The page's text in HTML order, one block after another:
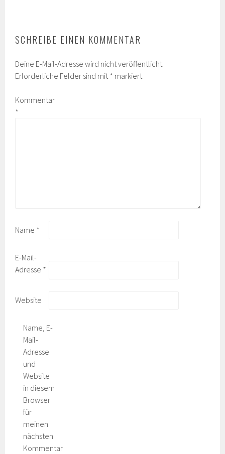
SCHREIBE EINEN KOMMENTAR
Deine E-Mail-Adresse wird nicht veröffentlicht.
Erforderliche Felder sind mit * markiert
Kommentar
*
Name *
E-Mail-
Adresse *
Website
Name, E-
Mail-
Adresse
und
Website
in diesem
Browser
für
meinen
nächsten
Kommentar